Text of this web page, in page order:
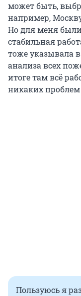
может быть,
например,
Но для меня
стабильная
тоже указывала
анализа всех
итоге там всё
никаких проблем
Пользуюсь я